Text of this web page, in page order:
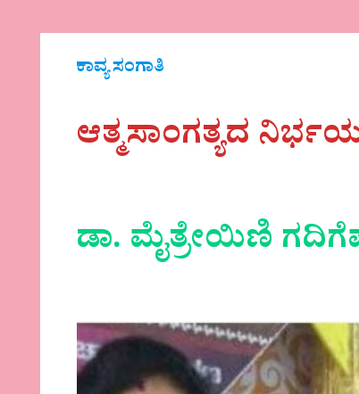
ಕಾವ್ಯ ಸಂಗಾತಿ
ಆತ್ಮಸಾಂಗತ್ಯದ
ಡಾ. ಮೈತ್ರೇಯಿಣಿ